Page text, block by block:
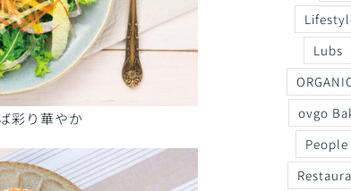
彩り華やか
Lubs
ovgo
People